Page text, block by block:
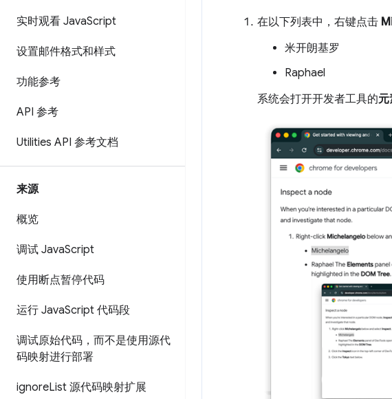
实时观看 JavaScript
设置邮件格式和样式
功能参考
API 参考
Utilities API 参考文档
来源
概览
调试 JavaScript
使用断点暂停代码
运行 JavaScript 代码段
调试原始代码，而不是使用源代
码映射进行部署
ignoreList 源代码映射扩展
在以下列表中，右键点击
米开朗基罗
Raphael
系统会打开开发者工具的元